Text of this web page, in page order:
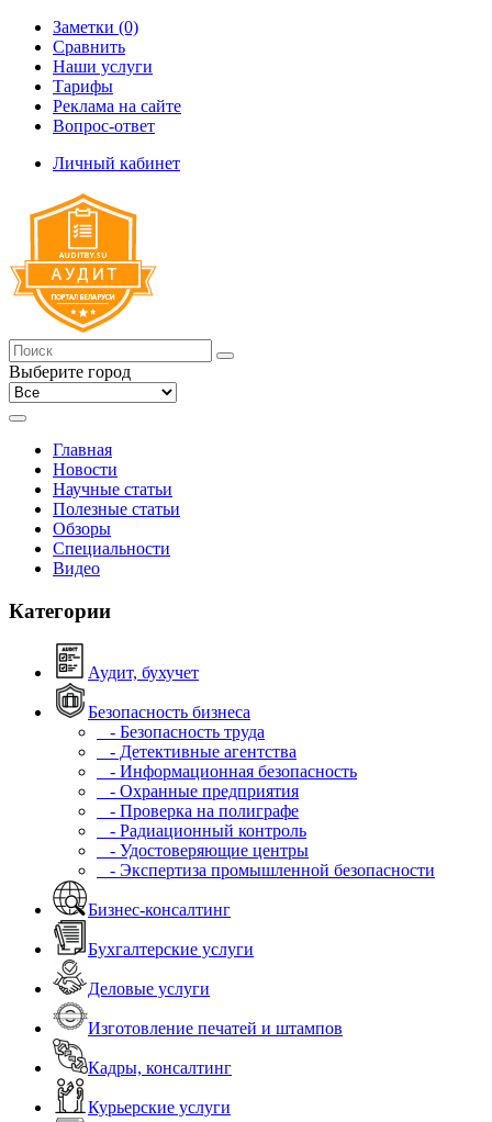
Заметки (0)
Сравнить
Наши услуги
Тарифы
Реклама на сайте
Вопрос-ответ
Личный кабинет
Выберите город
Главная
Новости
Научные статьи
Полезные статьи
Обзоры
Специальности
Видео
Категории
Аудит, бухучет
Безопасность бизнеса
- Безопасность труда
- Детективные агентства
- Информационная безопасность
- Охранные предприятия
- Проверка на полиграфе
- Радиационный контроль
- Удостоверяющие центры
- Экспертиза промышленной безопасности
Бизнес-консалтинг
Бухгалтерские услуги
Деловые услуги
Изготовление печатей и штампов
Кадры, консалтинг
Курьерские услуги